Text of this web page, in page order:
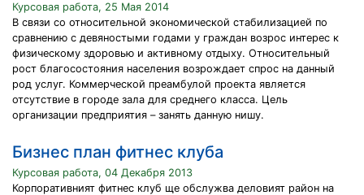
Курсовая работа, 25 Мая 2014
В связи со относительной экономической стабилизацией по
сравнению с девяностыми годами у граждан возрос интерес к
физическому здоровью и активному отдыху. Относительный
рост благосостояния населения возрождает спрос на данный
род услуг. Коммерческой преамбулой проекта является
отсутствие в городе зала для среднего класса. Цель
организации предприятия – занять данную нишу.
Бизнес план фитнес клуба
Курсовая работа, 04 Декабря 2013
Корпоративният фитнес клуб ще обслужва деловият район на